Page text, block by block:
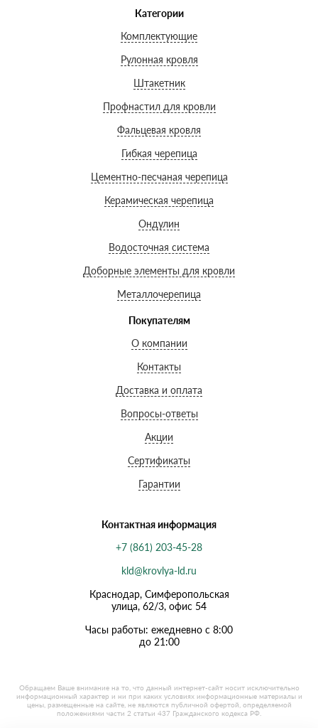
Категории
Комплектующие
Рулонная кровля
Штакетник
Профнастил для кровли
Фальцевая кровля
Гибкая черепица
Цементно-песчаная черепица
Керамическая черепица
Ондулин
Водосточная система
Доборные элементы для кровли
Металлочерепица
Покупателям
О компании
Контакты
Доставка и оплата
Вопросы-ответы
Акции
Сертификаты
Гарантии
Контактная информация
+7 (861) 203-45-28
kld@krovlya-ld.ru
Краснодар, Симферопольская
улица, 62/3, офис 54
Часы работы: ежедневно с 8:00
до 21:00